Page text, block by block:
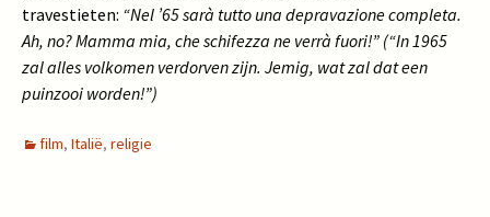
travestieten: “Nel ’65 sarà tutto una depravazione completa.
Ah, no? Mamma mia, che schifezza ne verrà fuori!” (“In 1965
zal alles volkomen verdorven zijn. Jemig, wat zal dat een
puinzooi worden!”)
film, Italië, religie